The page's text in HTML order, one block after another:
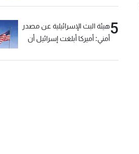
5هيئة البث الإسرائيلية عن مصدر
أمني: أميركا أبلغت إسرائيل أن